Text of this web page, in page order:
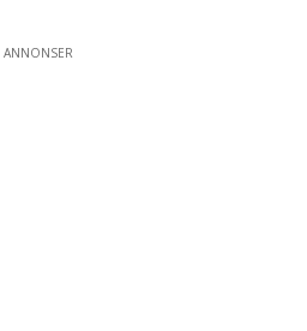
ANNONSER